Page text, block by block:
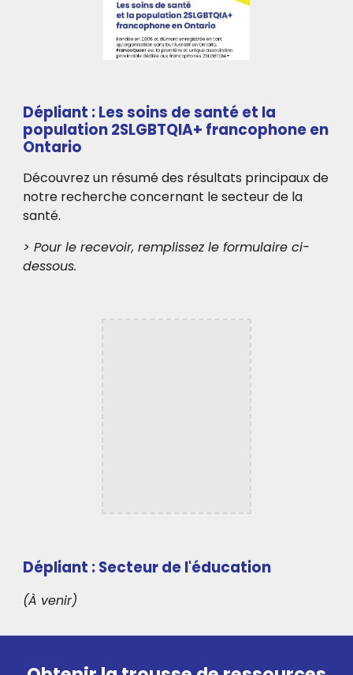
Dépliant : Les soins de santé et la
population 2SLGBTQIA+ francophone en
Ontario
Découvrez un résumé des résultats principaux de
notre recherche concernant le secteur de la
santé.
> Pour le recevoir, remplissez le formulaire ci-
dessous.
Dépliant : Secteur de l'éducation
(À venir)